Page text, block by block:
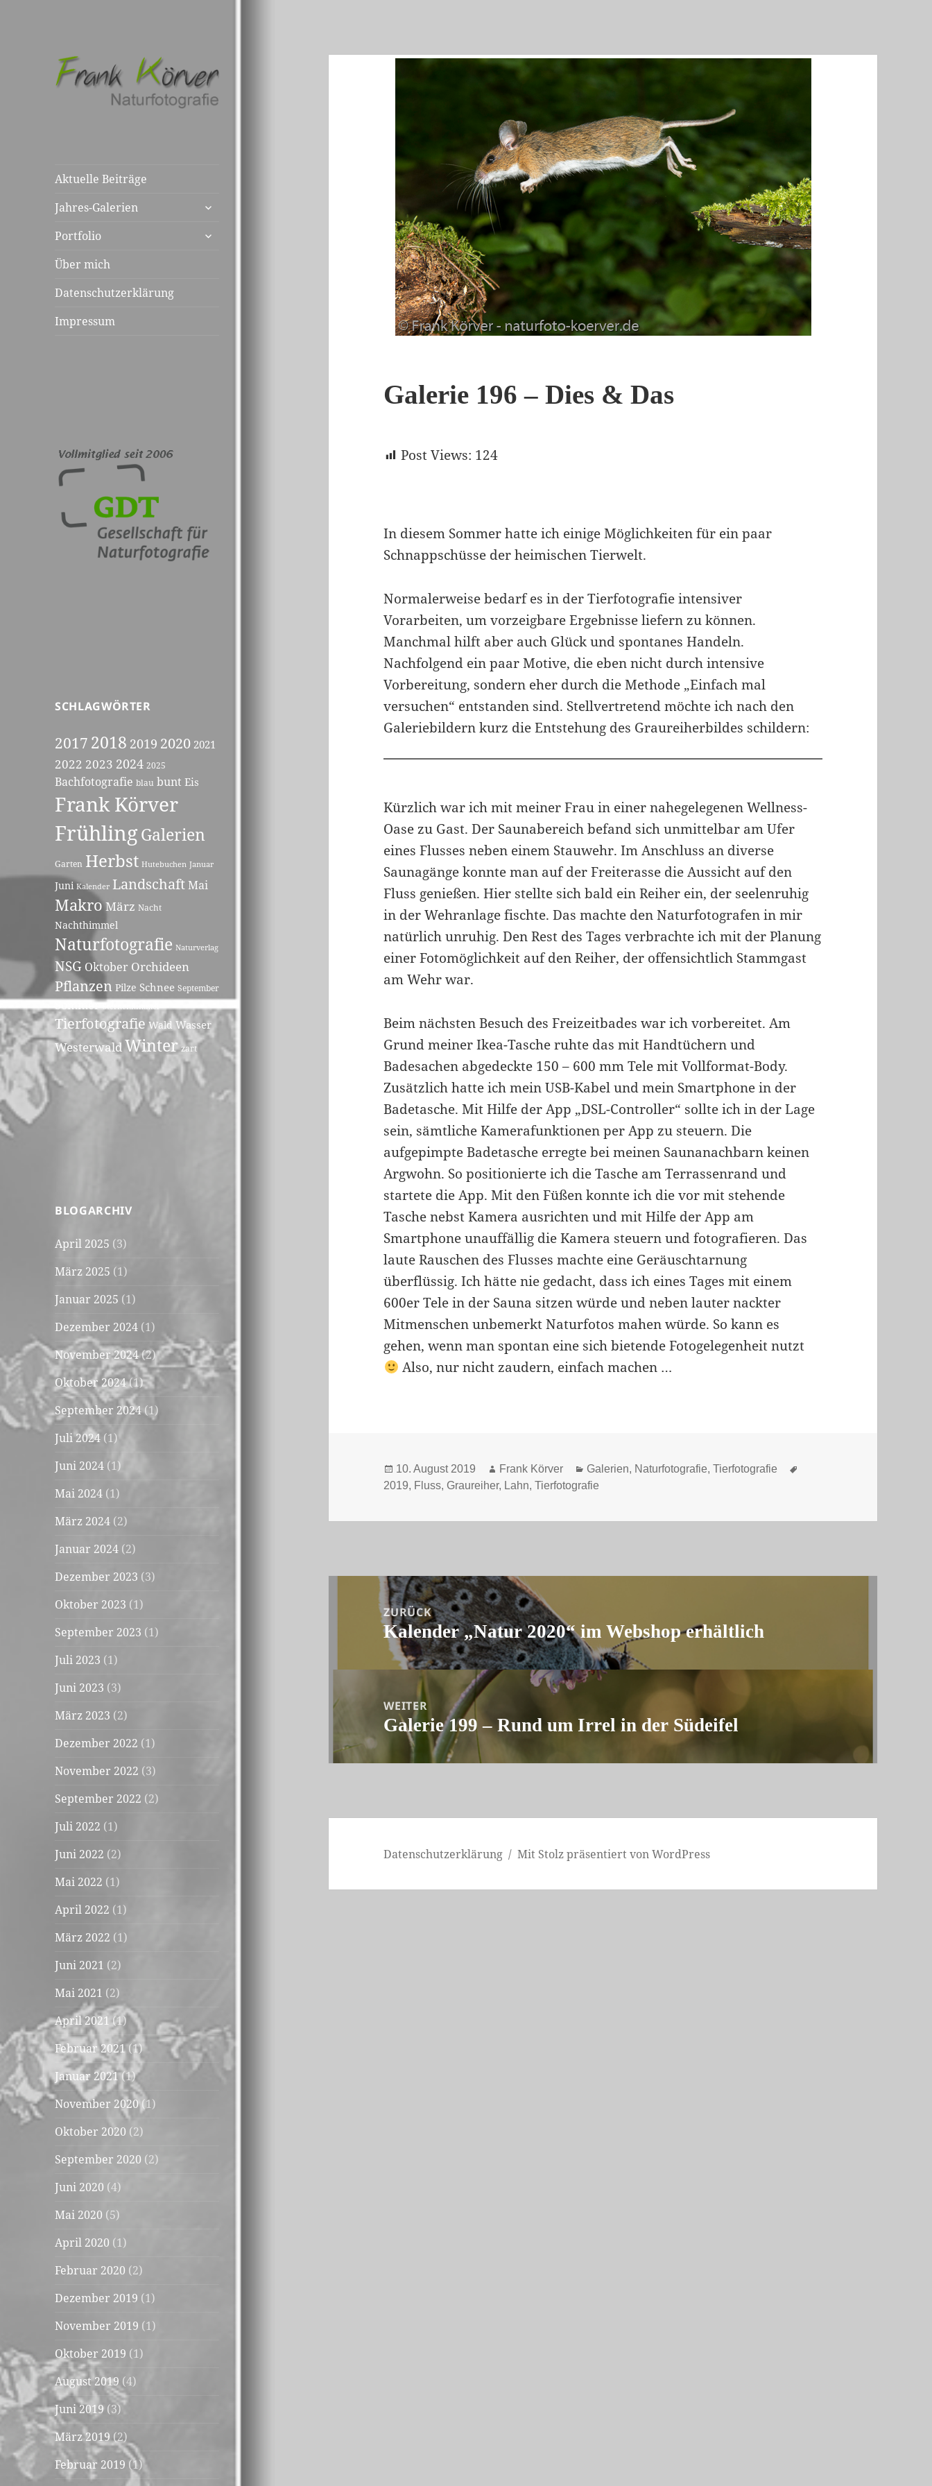
Aktuelle Beiträge
Jahres-Galerien
untermenü
Portfolio
untermenü
Über mich
Datenschutzerklärung
Impressum
SCHLAGWÖRTER
2017 2018 2019 2020 2021
2022 2023 2024 2025
Bachfotografie blau bunt Eis
Frank Körver
FrühlingGalerien
Garten Herbst Hutebuchen Januar
Juni Kalender LandschaftMai
MakroMärz Nacht
Nachthimmel
Naturfotografie Naturverlag
NSG Oktober Orchideen
Pflanzen Pilze Schnee September
Sommer Sternenhimmel
Tierfotografie Wald Wasser
WesterwaldWinter zart
BLOGARCHIV
April 2025 (3)
März 2025 (1)
Januar 2025 (1)
Dezember 2024 (1)
November 2024(2)
Oktober 2024(1)
September 2024(1)
Juli 2024 (1)
Juni 2024 (1)
Mai 2024 (1)
März 2024 (2)
Januar 2024 (2)
Dezember 2023 (3)
Oktober 2023 (1)
September 2023 (1)
Juli 2023 (1)
Juni 2023 (3)
März 2023 (2)
Dezember 2022 (1)
November 2022 (3)
September 2022 (2)
Juli 2022 (1)
Juni 2022 (2)
Mai 2022 (1)
April 2022 (1)
März 2022 (1)
Juni 2021 (2)
Mai 2021 (2)
April 2021(1)
Februar 2021(1)
Januar 2021(1)
November 2020(1)
Oktober 2020 (2)
September 2020 (2)
Juni 2020 (4)
Mai 2020 (5)
April 2020 (1)
Februar 2020 (2)
Dezember 2019 (1)
November 2019 (1)
Oktober 2019 (1)
August 2019 (4)
Juni 2019 (3)
März 2019 (2)
Februar 2019 (1)
Galerie 196 – Dies & Das
Post Views: 124
In diesem Sommer hatte ich einige Möglichkeiten für ein paar
Schnappschüsse der heimischen Tierwelt.
Normalerweise bedarf es in der Tierfotografie intensiver
Vorarbeiten, um vorzeigbare Ergebnisse liefern zu können.
Manchmal hilft aber auch Glück und spontanes Handeln.
Nachfolgend ein paar Motive, die eben nicht durch intensive
Vorbereitung, sondern eher durch die Methode „Einfach mal
versuchen“ entstanden sind. Stellvertretend möchte ich nach den
Galeriebildern kurz die Entstehung des Graureiherbildes schildern:
Kürzlich war ich mit meiner Frau in einer nahegelegenen Wellness-
Oase zu Gast. Der Saunabereich befand sich unmittelbar am Ufer
eines Flusses neben einem Stauwehr. Im Anschluss an diverse
Saunagänge konnte man auf der Freiterasse die Aussicht auf den
Fluss genießen. Hier stellte sich bald ein Reiher ein, der seelenruhig
in der Wehranlage fischte. Das machte den Naturfotografen in mir
natürlich unruhig. Den Rest des Tages verbrachte ich mit der Planung
einer Fotomöglichkeit auf den Reiher, der offensichtlich Stammgast
am Wehr war.
Beim nächsten Besuch des Freizeitbades war ich vorbereitet. Am
Grund meiner Ikea-Tasche ruhte das mit Handtüchern und
Badesachen abgedeckte 150 – 600 mm Tele mit Vollformat-Body.
Zusätzlich hatte ich mein USB-Kabel und mein Smartphone in der
Badetasche. Mit Hilfe der App „DSL-Controller“ sollte ich in der Lage
sein, sämtliche Kamerafunktionen per App zu steuern. Die
aufgepimpte Badetasche erregte bei meinen Saunanachbarn keinen
Argwohn. So positionierte ich die Tasche am Terrassenrand und
startete die App. Mit den Füßen konnte ich die vor mit stehende
Tasche nebst Kamera ausrichten und mit Hilfe der App am
Smartphone unauffällig die Kamera steuern und fotografieren. Das
laute Rauschen des Flusses machte eine Geräuschtarnung
überflüssig. Ich hätte nie gedacht, dass ich eines Tages mit einem
600er Tele in der Sauna sitzen würde und neben lauter nackter
Mitmenschen unbemerkt Naturfotos mahen würde. So kann es
gehen, wenn man spontan eine sich bietende Fotogelegenheit nutzt
Also, nur nicht zaudern, einfach machen …
Veröffentlicht
am
10. August 2019 Autor
Frank Körver Kategorien
Galerien, Naturfotografie,Tierfotografie
2019, Fluss, Graureiher, Lahn,Tierfotografie
NavigationZURÜCK
Vorheriger
Beitrag:
Kalender „Natur 2020“ im Webshop erhältlich
WEITER
Nächster
Beitrag:
Galerie 199 – Rund um Irrel in der Südeifel
Datenschutzerklärung Mit Stolz präsentiert von WordPress